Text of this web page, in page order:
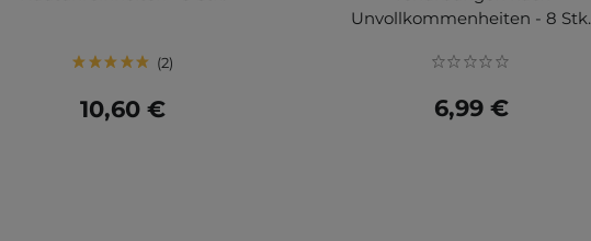
2
10,60 €
Unvollkommenheiten - 8 Stk.
6,99 €